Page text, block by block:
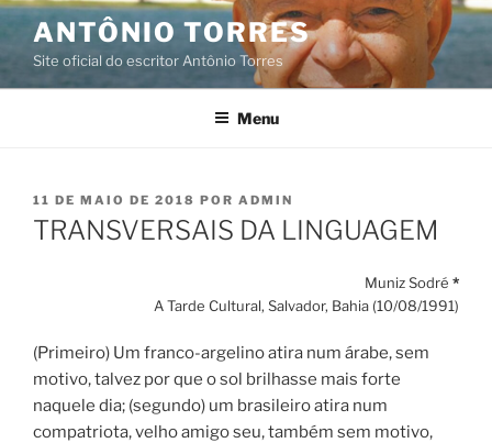
Pular
para
conteúdo
ANTÔNIO TORRES
Site oficial do escritor Antônio Torres
Menu
PUBLICADO
EM
11 DE MAIO DE 2018 POR ADMIN
TRANSVERSAIS DA LINGUAGEM
Muniz Sodré *
A Tarde Cultural, Salvador, Bahia (10/08/1991)
(Primeiro) Um franco-argelino atira num árabe, sem
motivo, talvez por que o sol brilhasse mais forte
naquele dia; (segundo) um brasileiro atira num
compatriota, velho amigo seu, também sem motivo,